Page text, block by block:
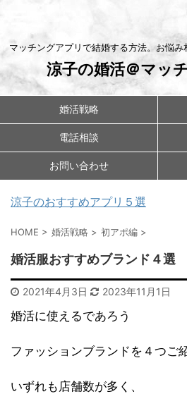
マッチングアプリで結婚する方法。お悩み
涼子の婚活＠マッ
婚活戦略
電話相談
お問い合わせ
涼子のおすすめアプリ５選
HOME > 婚活戦略 > 初アポ編 >
婚活服おすすめブランド４選
2021年4月3日 2023年11月1日
婚活に使えるであろう
ファッションブランドを４つご
いずれも店舗数が多く、